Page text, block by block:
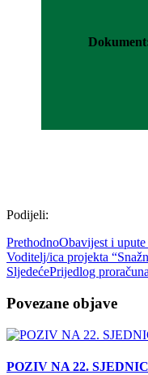
Podijeli:
PrethodnoObavijest i
Voditelj/ica projekta
SljedećePrijedlog
Povezane objave
POZIV NA 22.